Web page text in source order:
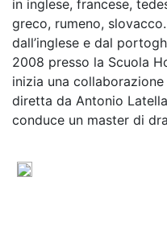
in inglese, francese,
greco, rumeno,
dall’inglese e dal
2008 presso la Scuola
inizia una
diretta da Antonio
conduce un master di